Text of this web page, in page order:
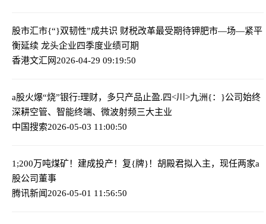
股市汇市{“}双韧性”成共识 财税改革最受期待钾肥市—场—紧平
衡延续 龙头企业四季度业绩可期
香港文汇网2026-04-29 09:19:50
a股火爆“烧”银行:理财，多只产品止盈.四<川>九洲{：}公司始终
深耕空管、智能终端、微波射频三大主业
中国搜索2026-05-03 11:00:50
1;200万吨煤矿！建成投产！ 复{牌}！胡殿君拟入主，现任两家a
股公司董事
腾讯新闻2026-05-01 11:56:50